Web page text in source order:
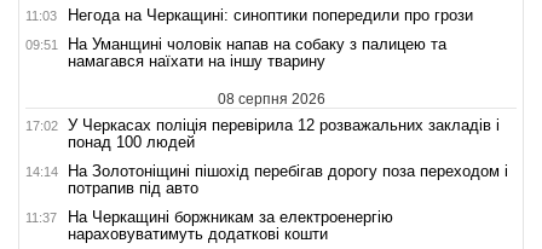
11:03 Негода на Черкащині: синоптики попередили про грози
09:51
На Уманщині чоловік напав на собаку з палицею та
намагався наїхати на іншу тварину
08 серпня 2026
17:02
У Черкасах поліція перевірила 12 розважальних закладів і
понад 100 людей
14:14
На Золотоніщині пішохід перебігав дорогу поза переходом і
потрапив під авто
11:37
На Черкащині боржникам за електроенергію
нараховуватимуть додаткові кошти